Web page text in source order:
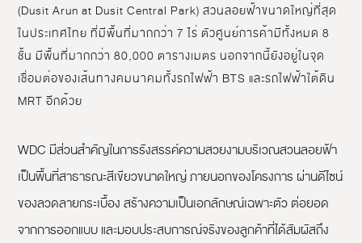
(Dusit Arun at Dusit Central Park) สวนลอยฟ้าขนาดใหญ่ที่สุด
ในประเทศไทย ที่มีพื้นที่มากกว่า 7 ไร่ ตัวศูนย์การค้ามีทั้งหมด 8
ชั้น มีพื้นที่มากกว่า 80,000 ตารางเมตร นอกจากนี้ยังอยู่ในจุด
เชื่อมต่อของเส้นทางคมนาคมทั้งรถไฟฟ้า BTS และรถไฟฟ้าใต้ดิน
MRT อีกด้วย
WDC มีส่วนสำคัญในการรังสรรค์ความสวยงามบริเวณสวนลอยฟ้า
เป็นพื้นที่สาธารณะสีเขียวขนาดใหญ่ ภายนอกของโครงการ ผ่านดีไซน์
ของลวดลายกระเบื้อง สร้างความเป็นเอกลักษณ์เฉพาะตัว ต่อยอด
จากการออกแบบ และมอบประสบการณ์จริงของลูกค้าที่ได้สัมผัสถึง